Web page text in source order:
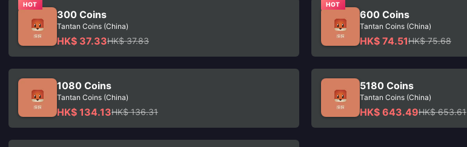
HOT
300 Coins
Tantan Coins (China)
HK$ 37.33HK$ 37.83
HOT
600 Coins
Tantan Coins (China)
HK$ 74.51HK$ 75.68
1080 Coins
Tantan Coins (China)
HK$ 134.13HK$ 136.31
5180 Coins
Tantan Coins (China)
HK$ 643.49HK$ 653.61